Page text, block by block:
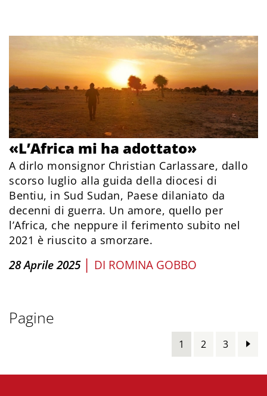
«L’Africa mi ha adottato»
A dirlo monsignor Christian Carlassare, dallo
scorso luglio alla guida della diocesi di
Bentiu, in Sud Sudan, Paese dilaniato da
decenni di guerra. Un amore, quello per
l’Africa, che neppure il ferimento subito nel
2021 è riuscito a smorzare.
28 Aprile 2025 | DI ROMINA GOBBO
Pagine
1 2 3